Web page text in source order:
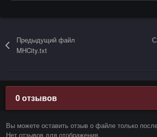
Предыдущий файл
MHCity.txt
0 отзывов
Вы можете оставить отзыв о файле только
Нет отзывов для отображения.